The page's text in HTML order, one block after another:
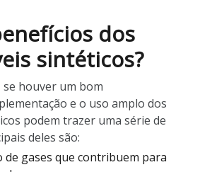
dos
sintéticos?
houver um bom
e o uso amplo dos
podem trazer uma série de
deles são:
de gases que contribuem para